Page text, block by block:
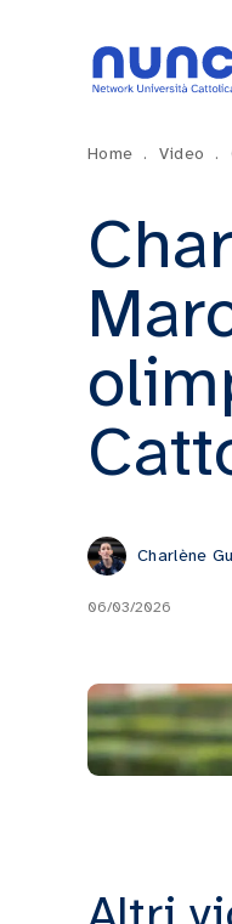
Home . Video .
Charlène
06/03/2026